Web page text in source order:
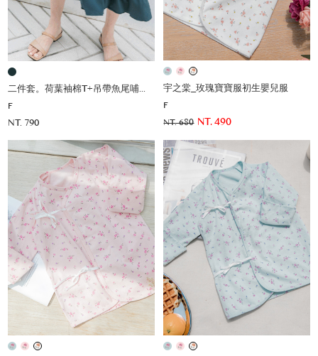
二件套。荷葉袖棉T+吊帶魚尾哺乳洋(薄彈)
F
NT. 790
宇之棠_玫瑰寶寶服初生嬰兒服
F
NT. 680 NT. 490